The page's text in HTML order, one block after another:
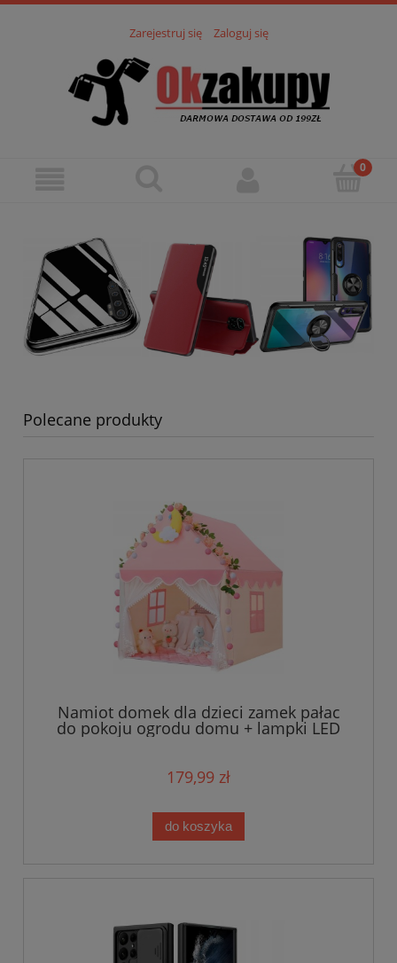
Zarejestruj się Zaloguj się
Polecane produkty
Namiot domek dla dzieci zamek pałac
do pokoju ogrodu domu + lampki LED
179,99 zł
do koszyka